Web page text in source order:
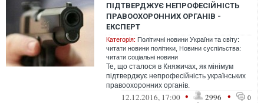
ПІДТВЕРДЖУЄ НЕПРОФЕСІЙНІСТЬ
ПРАВООХОРОННИХ ОРГАНІВ -
ЕКСПЕРТ
Категорія: Політичні новини України та світу:
читати новини політики Новини суспільства:
читати соціальні новини
Те, що сталося в Княжичах, як мінімум
підтверджує непрофесійність українських
правоохоронних органів.
12.12.2016, 17:00 • 2996 • 0